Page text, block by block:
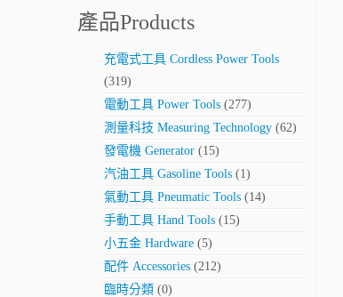
產品Products
充電式工具 Cordless Power Tools
(319)
電動工具 Power Tools (277)
測量科技 Measuring Technology (62)
發電機 Generator (15)
汽油工具 Gasoline Tools (1)
氣動工具 Pneumatic Tools (14)
手動工具 Hand Tools (15)
小五金 Hardware (5)
配件 Accessories (212)
臨時分類 (0)